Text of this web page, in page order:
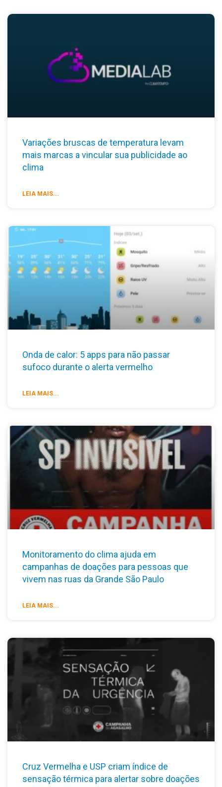
Variações bruscas de temperatura levam
mais marcas a vincular sua publicidade ao
clima
LEIA MAIS...
Onda de calor: 5 apps para não passar
sufoco durante o alerta vermelho
LEIA MAIS...
Monitoramento do clima ajuda em
campanhas de doações para pessoas que
vivem nas ruas da Grande São Paulo
LEIA MAIS...
Cruz Vermelha e USP criam índice de
sensação térmica para alertar sobre doações